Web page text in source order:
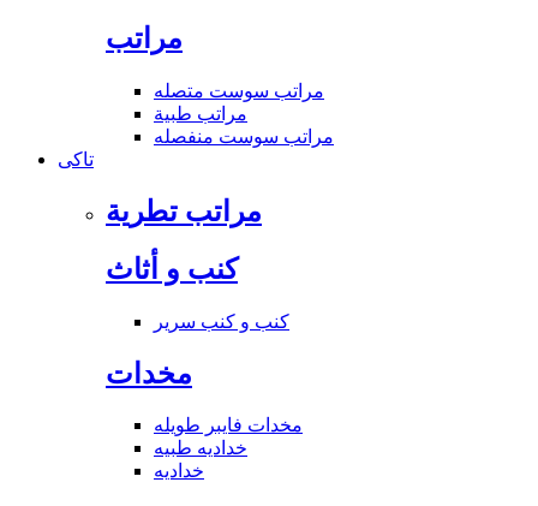
مراتب
مراتب سوست متصله
مراتب طبية
مراتب سوست منفصله
تاكى
مراتب تطرية
كنب و أثاث
كنب و كنب سرير
مخدات
مخدات فايبر طويله
خداديه طبيه
خداديه